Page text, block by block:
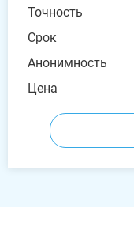
Точность
Срок
Анонимность
Цена